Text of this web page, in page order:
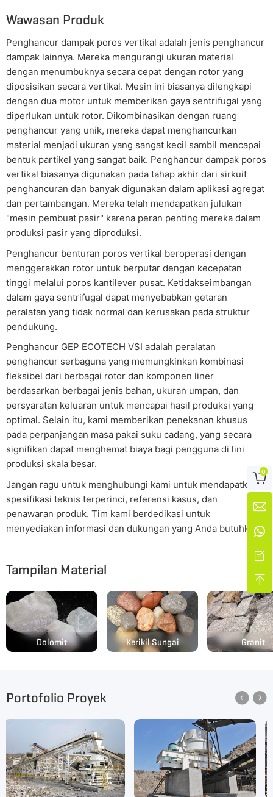
Wawasan Produk
Penghancur dampak poros vertikal adalah jenis penghancur
dampak lainnya. Mereka mengurangi ukuran material
dengan menumbuknya secara cepat dengan rotor yang
diposisikan secara vertikal. Mesin ini biasanya dilengkapi
dengan dua motor untuk memberikan gaya sentrifugal yang
diperlukan untuk rotor. Dikombinasikan dengan ruang
penghancur yang unik, mereka dapat menghancurkan
material menjadi ukuran yang sangat kecil sambil mencapai
bentuk partikel yang sangat baik. Penghancur dampak poros
vertikal biasanya digunakan pada tahap akhir dari sirkuit
penghancuran dan banyak digunakan dalam aplikasi agregat
dan pertambangan. Mereka telah mendapatkan julukan
"mesin pembuat pasir" karena peran penting mereka dalam
produksi pasir yang diproduksi.
Penghancur benturan poros vertikal beroperasi dengan
menggerakkan rotor untuk berputar dengan kecepatan
tinggi melalui poros kantilever pusat. Ketidakseimbangan
dalam gaya sentrifugal dapat menyebabkan getaran
peralatan yang tidak normal dan kerusakan pada struktur
pendukung.
Penghancur GEP ECOTECH VSI adalah peralatan
penghancur serbaguna yang memungkinkan kombinasi
fleksibel dari berbagai rotor dan komponen liner
berdasarkan berbagai jenis bahan, ukuran umpan, dan
persyaratan keluaran untuk mencapai hasil produksi yang
optimal. Selain itu, kami memberikan penekanan khusus
pada perpanjangan masa pakai suku cadang, yang secara
signifikan dapat menghemat biaya bagi pengguna di lini
produksi skala besar.
Jangan ragu untuk menghubungi kami untuk mendapatkan
spesifikasi teknis terperinci, referensi kasus, dan
penawaran produk. Tim kami berdedikasi untuk
menyediakan informasi dan dukungan yang Anda butuhkan.
Tampilan Material
Dolomit Kerikil Sungai Granit
Portofolio Proyek  

0



